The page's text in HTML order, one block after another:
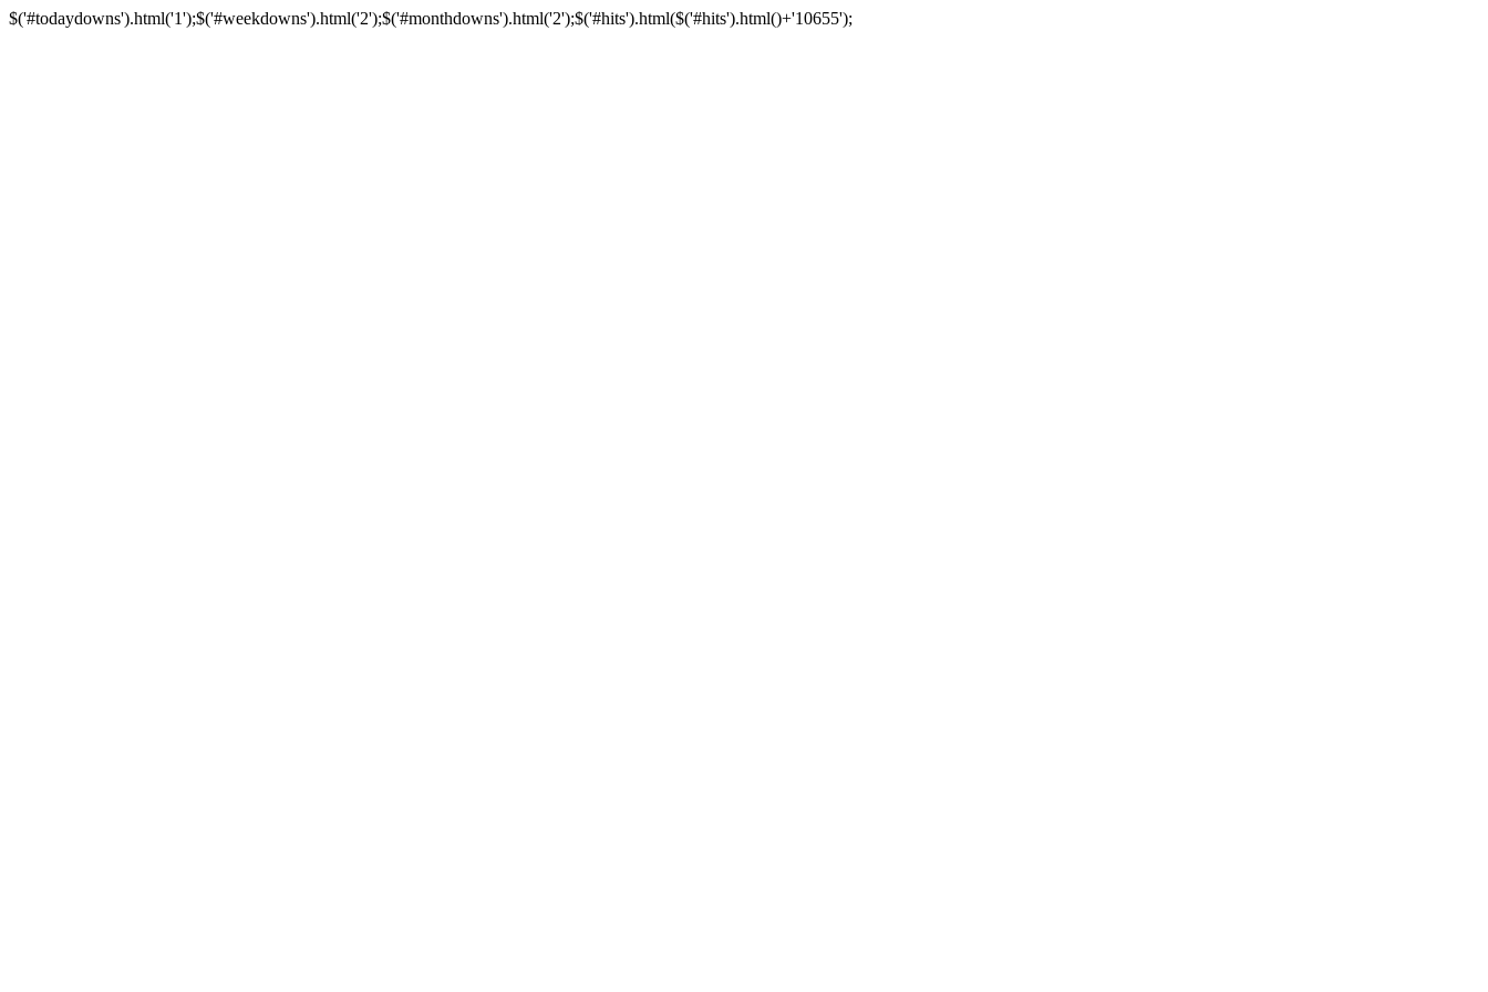
$('#todaydowns').html('1');$('#weekdowns').html('2');$('#monthdowns').html('2');$('#hits').html($('#hits').html()+'10655');